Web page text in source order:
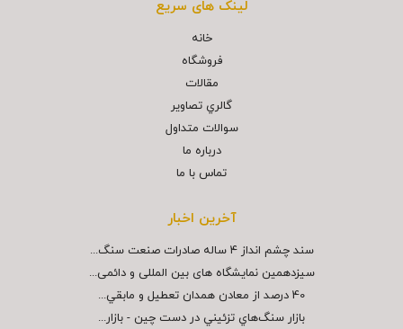
لینک های سریع
خانه
فروشگاه
مقالات
گالري تصاوير
سوالات متداول
درباره ما
تماس با ما
آخرین اخبار
سند چشم انداز ۴ ساله صادرات صنعت سنگ...
سیزدهمین نمایشگاه های بین المللی و دائمی...
40 درصد از معادن همدان تعطيل و مابقي...
بازار سنگ‌هاي تزئيني در دست چين - بازار...